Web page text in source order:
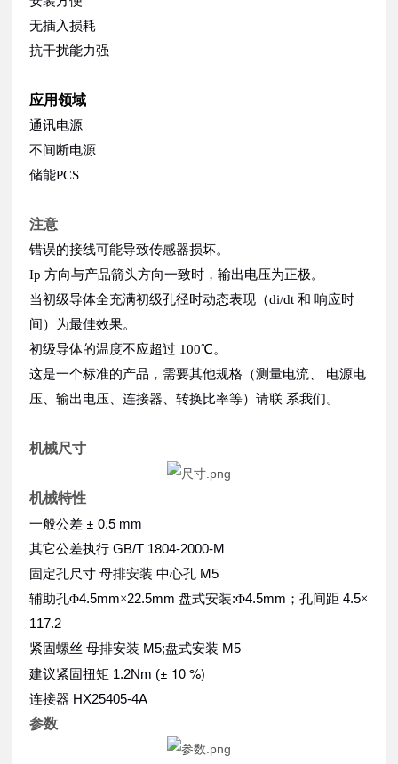
无插入损耗
抗干扰能力强
应用领域
通讯电源
不间断电源
储能PCS
注意
错误的接线可能导致传感器损坏。
Ip ⽅向与产品箭头⽅向⼀致时，输出电压为正极。
当初级导体全充满初级孔径时动态表现（di/dt 和 响应时
间）为最佳效果。
初级导体的温度不应超过 100℃。
这是⼀个标准的产品，需要其他规格（测量电流、 电源电
压、输出电压、连接器、转换⽐率等）请联 系我们。
机械尺寸
机械特性
⼀般公差 ± 0.5 mm
其它公差执⾏GB/T 1804-2000-M
固定孔尺⼨⺟排安装 中⼼孔 M5
辅助孔Φ4.5mm×22.5mm盘式安装:Φ4.5mm ；孔间距4.5×
117.2
紧固螺丝⺟排安装 M5;盘式安装 M5
建议紧固扭矩 1.2Nm (± 10 %)
连接器 HX25405-4A
参数